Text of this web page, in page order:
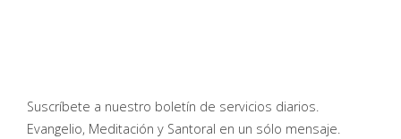
Suscríbete a nuestro boletín de servicios diarios.
Evangelio, Meditación y Santoral en un sólo mensaje.